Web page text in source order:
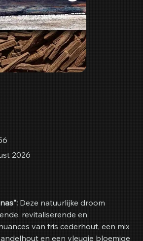
2026
Deze natuurlijke droom
revitaliserende en
van fris cederhout, een mix
en een vleugje bloemige